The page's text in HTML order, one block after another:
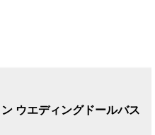
ウエディングドールバス